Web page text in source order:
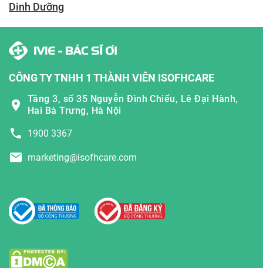
Dinh Dưỡng
CÔNG TY TNHH 1 THÀNH VIÊN ISOFHCARE
Tầng 3, số 35 Nguyễn Đình Chiểu, Lê Đại Hành,
Hai Bà Trưng, Hà Nội
1900 3367
marketing@isofhcare.com